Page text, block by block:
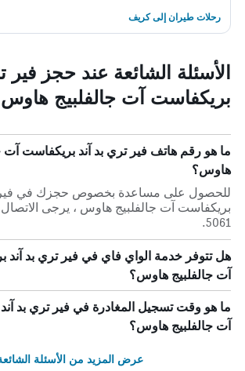
رحلات طيران إلى كريف
الأسئلة الشائعة عند حجز فير
بريكفاست آت جالفلبيج هاوس
ما هو رقم هاتف فير تري بد آند بريكفاست آت
هاوس؟
للحصول على مساعدة بخصوص حجزك في فير
5061.
هل تتوفر خدمة الواي فاي في فير تري بد آند
آت جالفلبيج هاوس؟
ما هو وقت تسجيل المغادرة في فير تري بد
آت جالفلبيج هاوس؟
عرض المزيد من الأسئلة